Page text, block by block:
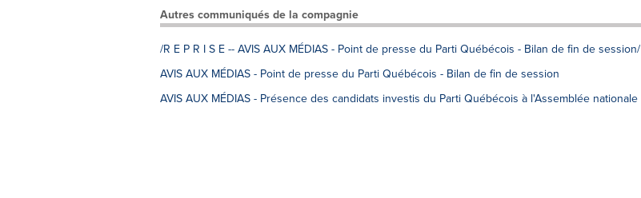
Autres communiqués de la compagnie
/R E P R I S E -- AVIS AUX MÉDIAS - Point de presse du Parti Québécois - Bilan de fin de session/
AVIS AUX MÉDIAS - Point de presse du Parti Québécois - Bilan de fin de session
AVIS AUX MÉDIAS - Présence des candidats investis du Parti Québécois à l'Assemblée nationale